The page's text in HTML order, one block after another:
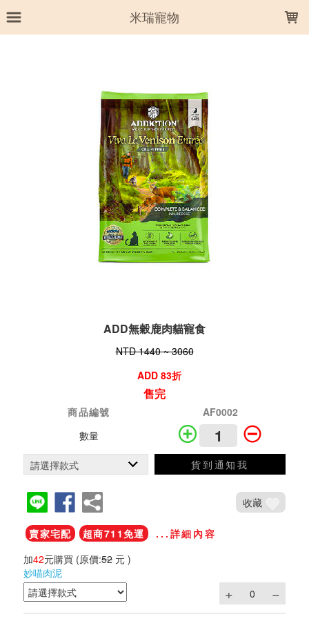
米瑞寵物
ADD無穀鹿肉貓寵食
NTD 1440 ~ 3060
ADD 83折
售完
商品編號
AF0002
數量
貨到通知我
收藏
賣家宅配 超商711免運
...詳細內容
加42元購買 (原價:52 元 )
妙喵肉泥